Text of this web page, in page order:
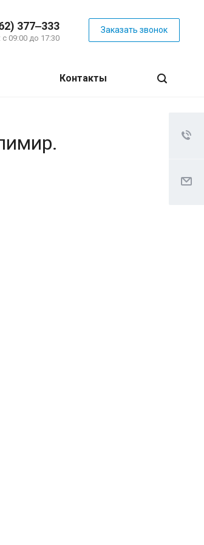
377‒333
09:00 до 17:30
Заказать звонок
Контакты